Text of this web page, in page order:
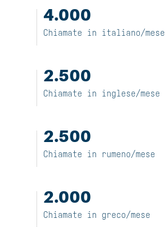
4.000
Chiamate in italiano/mese
2.500
Chiamate in inglese/mese
2.500
Chiamate in rumeno/mese
2.000
Chiamate in greco/mese